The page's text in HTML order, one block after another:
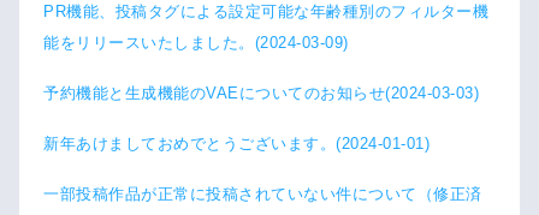
PR機能、投稿タグによる設定可能な年齢種別のフィルター機
能をリリースいたしました。(2024-03-09)
予約機能と生成機能のVAEについてのお知らせ(2024-03-03)
新年あけましておめでとうございます。(2024-01-01)
一部投稿作品が正常に投稿されていない件について（修正済